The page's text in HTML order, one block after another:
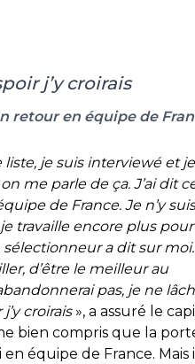
j’y croirais
retour en équipe de
liste, je suis interviewé et
me parle de ça. J’ai dit
de France. Je n’y
travaille encore plus
sélectionneur a dit sur
d’être le meilleur au
pas, je ne
j’y croirais», a assuré le
bien compris que la
équipe de France. Mais